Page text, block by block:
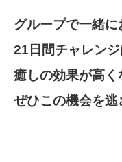
グループで一緒
21日間チャレンジ
癒しの効果が高く
ぜひこの機会を逃